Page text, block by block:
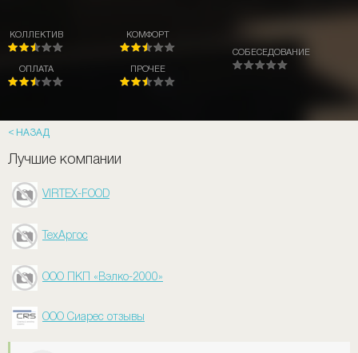
КОЛЛЕКТИВ
ОПЛАТА
КОМФОРТ
ПРОЧЕЕ
СОБЕСЕДОВАНИЕ
НАЗАД
Лучшие компании
VIRTEX-FOOD
ТехАргос
ООО ПКП «Вэлко-2000»
ООО Сиарес отзывы